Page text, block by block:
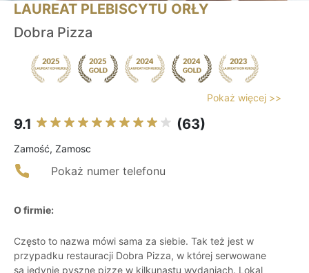
LAUREAT PLEBISCYTU ORŁY
Dobra Pizza
Pokaż więcej >>
9.1 (63)
Zamość, Zamosc
Pokaż numer telefonu
O firmie:
Często to nazwa mówi sama za siebie. Tak też jest w
przypadku restauracji Dobra Pizza, w której serwowane
są jedynie pyszne pizze w kilkunastu wydaniach. Lokal